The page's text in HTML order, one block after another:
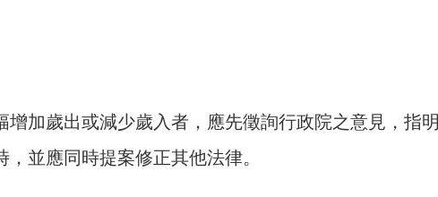
增加歲出或減少歲入者，應先徵詢行政院之意見，指明
並應同時提案修正其他法律。